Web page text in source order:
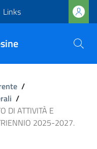
Links
/
/
DI ATTIVITÀ E
2025-2027.